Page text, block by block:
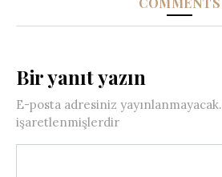
Bir yanıt yazın
E-posta adresiniz yayınlanmayacak.
işaretlenmişlerdir